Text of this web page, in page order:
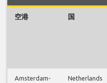
空港 国
Amsterdam-
Netherlands